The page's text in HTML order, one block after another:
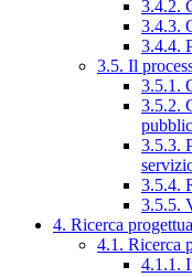
3.4.2.
3.4.3.
3.4.4.
3.5. Il
3.5.1.
3.5.2.
3.5.3.
3.5.4.
3.5.5.
4. Ricerca
4.1. Ricerca
4.1.1.